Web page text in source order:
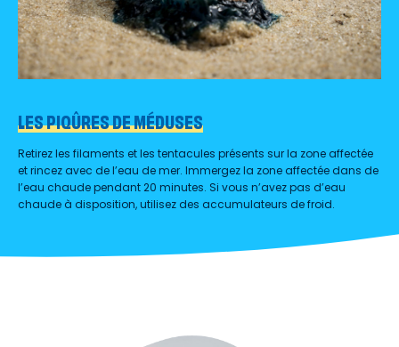
LES PIQÛRES DE MÉDUSES
Retirez les filaments et les tentacules présents sur la zone affectée
et rincez avec de l’eau de mer. Immergez la zone affectée dans de
l’eau chaude pendant 20 minutes. Si vous n’avez pas d’eau
chaude à disposition, utilisez des accumulateurs de froid.